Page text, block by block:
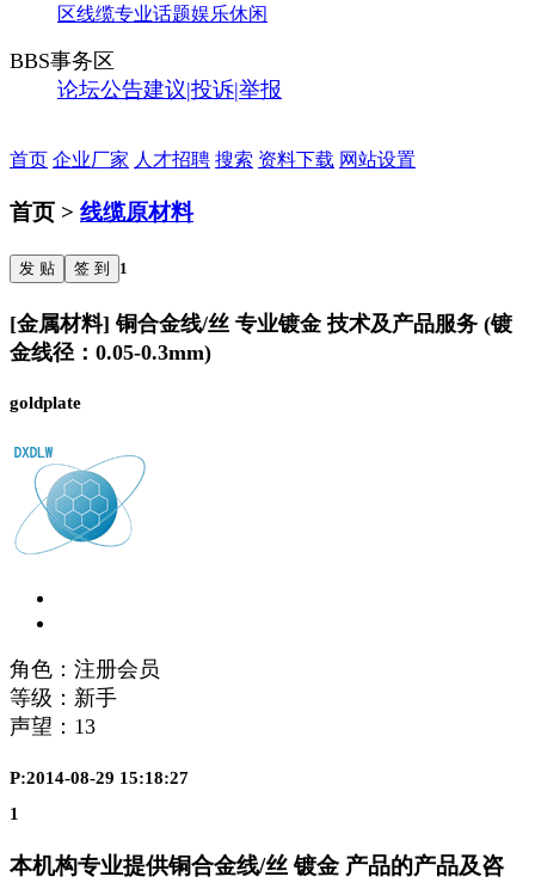
区线缆专业话题娱乐休闲
BBS事务区
论坛公告建议|投诉|举报
首页 企业厂家 人才招聘 搜索 资料下载 网站设置
首页 > 线缆原材料
发 贴 签 到 1
[金属材料] 铜合金线/丝 专业镀金 技术及产品服务 (镀
金线径：0.05-0.3mm)
goldplate
角色：注册会员
等级：新手
声望： 13
P:2014-08-29 15:18:27
1
本机构专业提供铜合金线/丝 镀金 产品的产品及咨